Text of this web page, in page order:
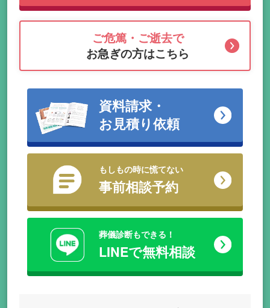
ご危篤・ご逝去で
お急ぎの方はこちら
資料請求・
お見積り依頼
もしもの時に慌てない
事前相談予約
葬儀診断もできる！
LINEで無料相談